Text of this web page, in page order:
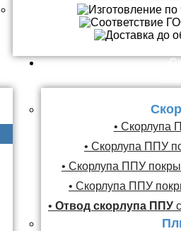
• Скорлупа
• Скорлупа ППУ
• Скорлупа ППУ
• Скорлупа ППУ
• Отвод скорлупа ППУ